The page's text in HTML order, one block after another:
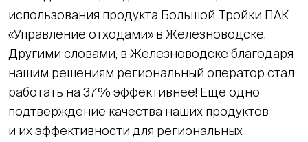
использования продукта Большой Тройки ПАК
«Управление отходами» в Железноводске.
Другими словами, в Железноводске благодаря
нашим решениям региональный оператор стал
работать на 37% эффективнее! Еще одно
подтверждение качества наших продуктов
и их эффективности для региональных